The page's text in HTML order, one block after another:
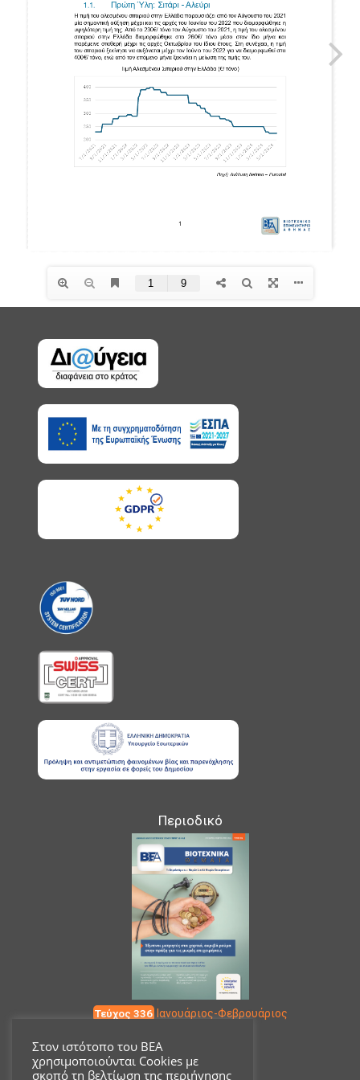
Περιοδικό
Τεύχος 336 Ιανουάριος-Φεβρουάριος
Επικοινωνία
Στον ιστότοπο του ΒΕΑ
χρησιμοποιούνται Cookies με
σκοπό τη βελτίωση της περιήγησης